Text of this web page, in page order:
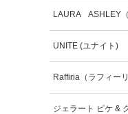
LAURA ASHLEY（
UNITE (ユナイト)
Raffiria（ラフィーリ
ジェラート ピケ &